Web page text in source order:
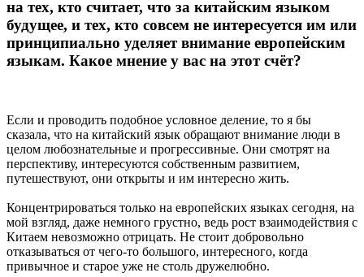
на тех, кто считает, что за китайским языком
будущее, и тех, кто совсем не интересуется им или
принципиально уделяет внимание европейским
языкам. Какое мнение у вас на этот счёт?
Если и проводить подобное условное деление, то я бы
сказала, что на китайский язык обращают внимание люди в
целом любознательные и прогрессивные. Они смотрят на
перспективу, интересуются собственным развитием,
путешествуют, они открыты и им интересно жить.
Концентрироваться только на европейских языках сегодня, на
мой взгляд, даже немного грустно, ведь рост взаимодействия с
Китаем невозможно отрицать. Не стоит добровольно
отказываться от чего-то большого, интересного, когда
привычное и старое уже не столь дружелюбно.